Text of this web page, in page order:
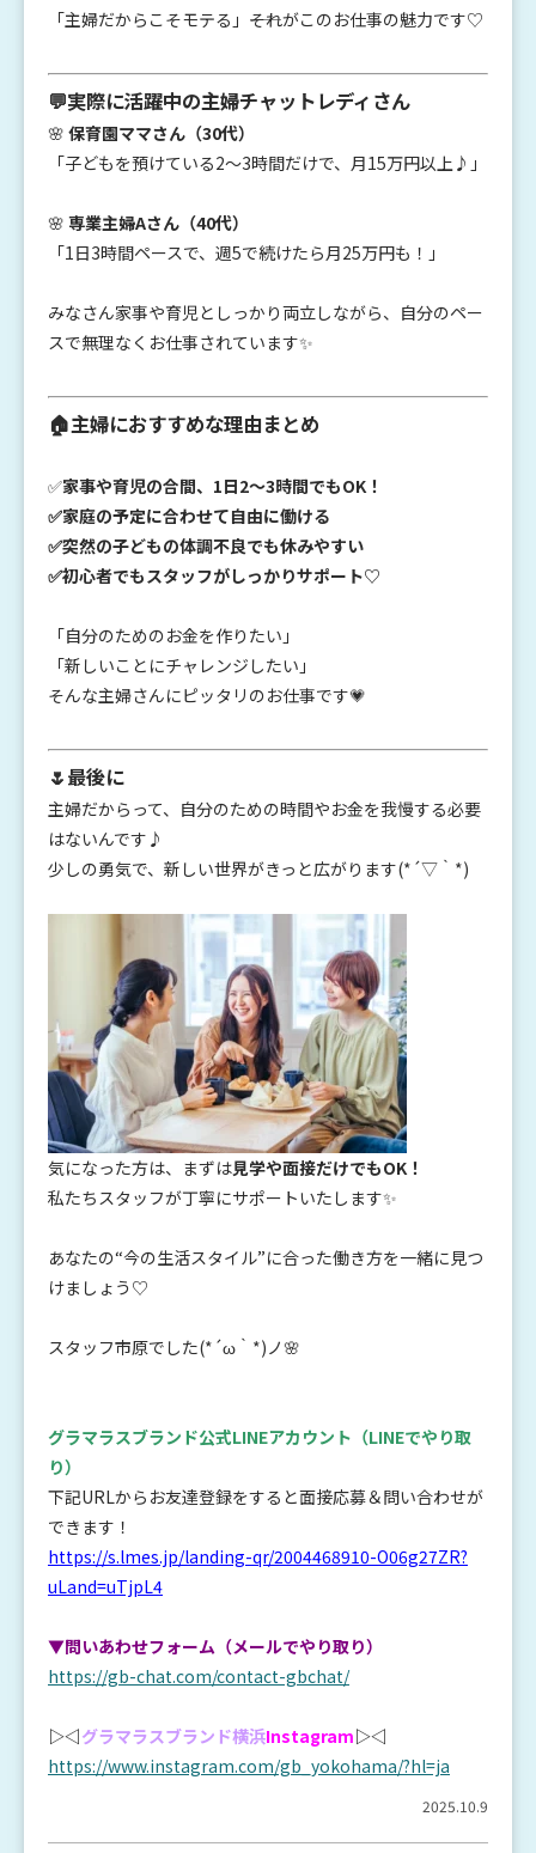
「主婦だからこそモテる」――それがこのお仕事の魅力です♡
💬実際に活躍中の主婦チャットレディさん
🌸 保育園ママさん（30代）
「子どもを預けている2～3時間だけで、月15万円以上♪」
🌸 専業主婦Aさん（40代）
「1日3時間ペースで、週5で続けたら月25万円も！」
みなさん家事や育児としっかり両立しながら、自分のペー
スで無理なくお仕事されています✨
🏠主婦におすすめな理由まとめ
✅家事や育児の合間、1日2〜3時間でもOK！
✅家庭の予定に合わせて自由に働ける
✅突然の子どもの体調不良でも休みやすい
✅初心者でもスタッフがしっかりサポート♡
「自分のためのお金を作りたい」
「新しいことにチャレンジしたい」
そんな主婦さんにピッタリのお仕事です💗
🌷最後に
主婦だからって、自分のための時間やお金を我慢する必要
はないんです♪
少しの勇気で、新しい世界がきっと広がります(*´▽｀*)
気になった方は、まずは見学や面接だけでもOK！
私たちスタッフが丁寧にサポートいたします✨
あなたの“今の生活スタイル”に合った働き方を一緒に見つ
けましょう♡
スタッフ市原でした(*´ω｀*)ノ🌸
グラマラスブランド公式LINEアカウント （LINEでやり取
り）
下記URLからお友達登録をすると面接応募＆問い合わせが
できます！
https://s.lmes.jp/landing-qr/2004468910-O06g27ZR?
uLand=uTjpL4
▼問いあわせフォーム（メールでやり取り）
https://gb-chat.com/contact-gbchat/
▷◁グラマラスブランド横浜Instagram▷◁
https://www.instagram.com/gb_yokohama/?hl=ja
2025.10.9